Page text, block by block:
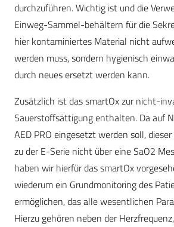
durchzuführen. Wichtig ist und die
Einweg-Sammel-behältern für die
hier kontaminiertes Material nicht
werden muss, sondern hygienisch
durch neues ersetzt werden kann.
Zusätzlich ist das smartOx zur nicht-
Sauerstoffsättigung enthalten. Da auf
AED PRO eingesetzt werden soll,
zu der E-Serie nicht über eine SaO2
haben wir hierfür das smartOx
wiederum ein Grundmonitoring des
ermöglichen, das alle wesentlichen
Hierzu gehören neben der